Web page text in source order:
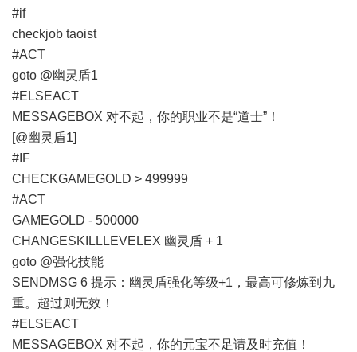
#if
checkjob taoist
#ACT
goto @幽灵盾1
#ELSEACT
MESSAGEBOX 对不起，你的职业不是“道士”！
[@幽灵盾1]
#IF
CHECKGAMEGOLD > 499999
#ACT
GAMEGOLD - 500000
CHANGESKILLLEVELEX 幽灵盾 + 1
goto @强化技能
SENDMSG 6 提示：幽灵盾强化等级+1，最高可修炼到九
重。超过则无效！
#ELSEACT
MESSAGEBOX 对不起，你的元宝不足请及时充值！